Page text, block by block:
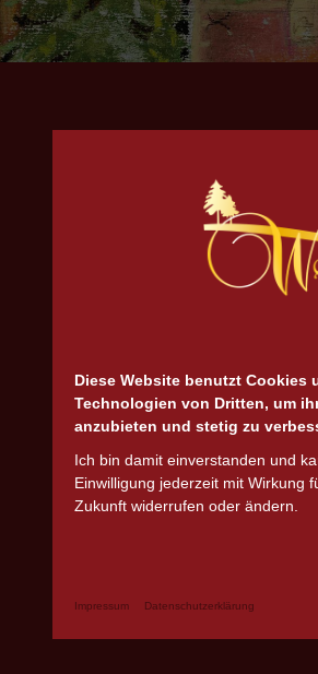
Diese Website benutzt Cookies
Technologien von Dritten, um
anzubieten und stetig zu
Ich bin damit einverstanden und
Einwilligung jederzeit mit Wirkung
Zukunft widerrufen oder ändern.
Impressum Datenschutzerklärung